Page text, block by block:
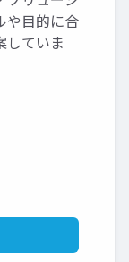
や目的に合
していま